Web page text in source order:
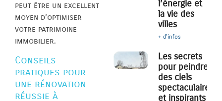
peut être un excellent
moyen d’optimiser
votre patrimoine
immobilier.
Conseils
pratiques pour
une rénovation
réussie à
l’énergie et
la vie des
villes
+ d'infos
Les secrets
pour peindre
des ciels
spectaculaires
et inspirants